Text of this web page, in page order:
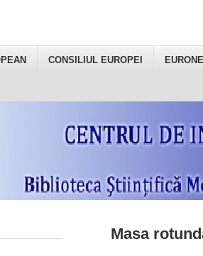
CONSILIUL EUROPEI
Masa